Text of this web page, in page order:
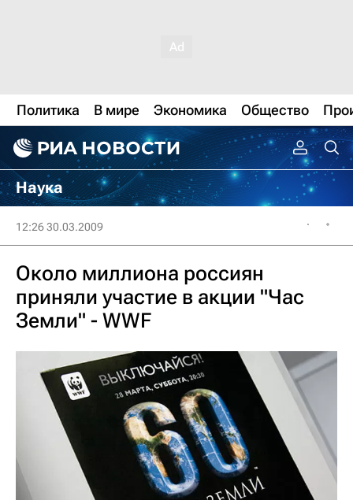
Политика В мире Экономика Общество
Наука
12:26 30.03.2009
Около миллиона россиян
приняли участие в акции "Час
Земли" - WWF